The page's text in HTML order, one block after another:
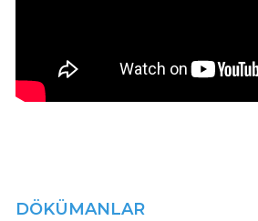
DÖKÜMANLAR